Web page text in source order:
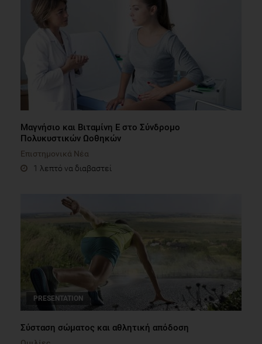
Μαγνήσιο και Βιταμίνη Ε στο Σύνδρομο
Πολυκυστικών Ωοθηκών
Επιστημονικά Νέα
1 λεπτό να διαβαστεί
PRESENTATION
Σύσταση σώματος και αθλητική απόδοση